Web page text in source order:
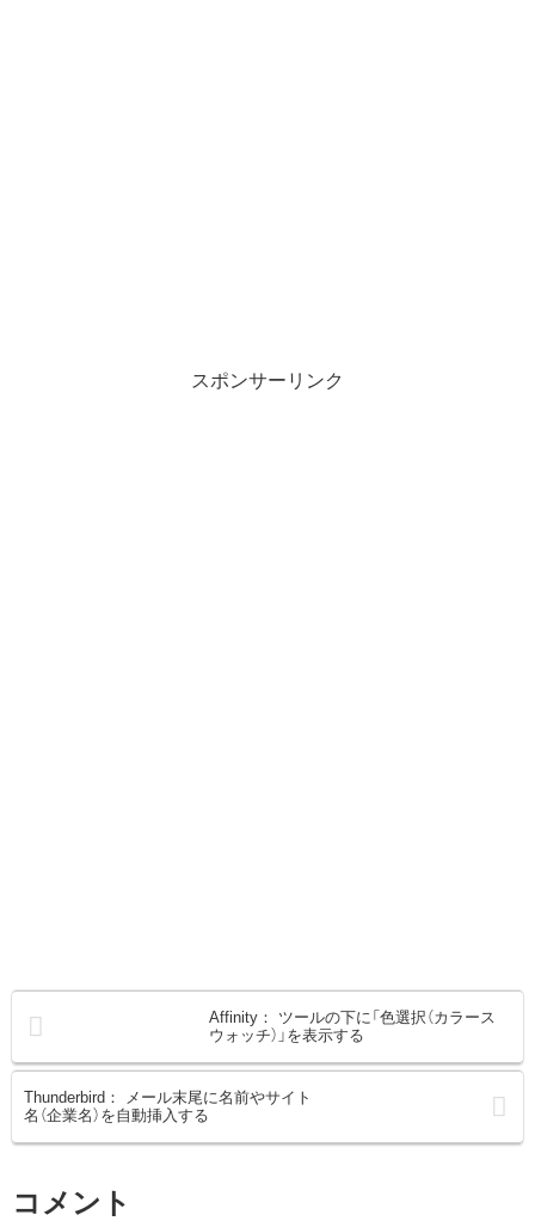
スポンサーリンク
Affinity： ツールの下に「色選択（カラース
ウォッチ）」を表示する
Thunderbird： メール末尾に名前やサイト
名（企業名）を自動挿入する
コメント